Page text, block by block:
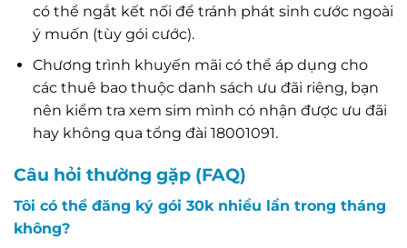
có thể ngắt kết nối để tránh phát sinh cước ngoài
ý muốn (tùy gói cước).
Chương trình khuyến mãi có thể áp dụng cho
các thuê bao thuộc danh sách ưu đãi riêng, bạn
nên kiểm tra xem sim mình có nhận được ưu đãi
hay không qua tổng đài 18001091.
Câu hỏi thường gặp (FAQ)
Tôi có thể đăng ký gói 30k nhiều lần trong tháng
không?